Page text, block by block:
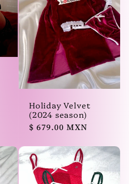
Holiday Velvet
(2024 season)
Precio
$ 679.00 MXN